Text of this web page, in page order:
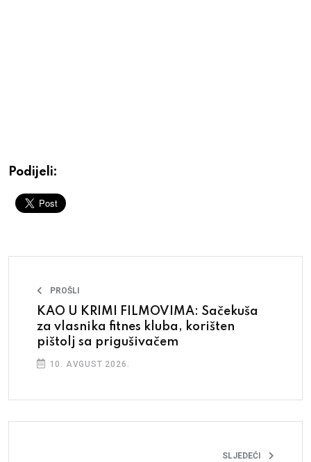
Podijeli:
PROŠLI
KAO U KRIMI FILMOVIMA: Sačekuša
za vlasnika fitnes kluba, korišten
pištolj sa prigušivačem
10. AVGUST 2026.
SLJEDEĆI